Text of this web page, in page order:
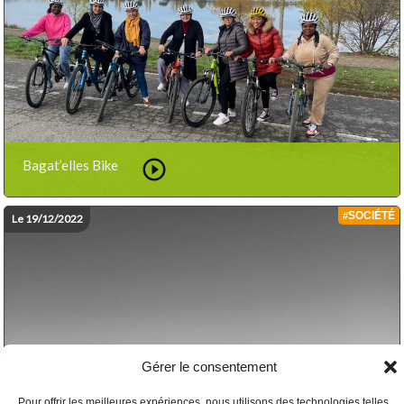
Gérer le consentement
Bagat’elles Bike play_circle_outline
Le 19/12/2022 #SOCIÉTÉ